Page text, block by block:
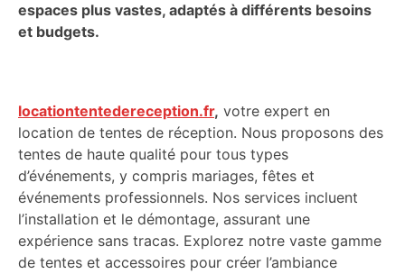
espaces plus vastes, adaptés à différents besoins
et budgets.
locationtentedereception.fr, votre expert en
location de tentes de réception. Nous proposons des
tentes de haute qualité pour tous types
d’événements, y compris mariages, fêtes et
événements professionnels. Nos services incluent
l’installation et le démontage, assurant une
expérience sans tracas. Explorez notre vaste gamme
de tentes et accessoires pour créer l’ambiance